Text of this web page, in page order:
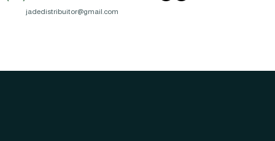
jadedistribuitor@gmail.com